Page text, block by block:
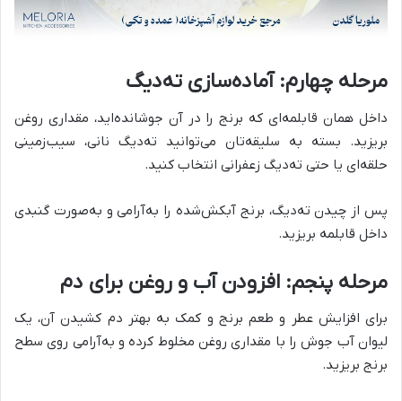
مرحله چهارم: آماده‌سازی ته‌دیگ
داخل همان قابلمه‌ای که برنج را در آن جوشانده‌اید، مقداری روغن
بریزید. بسته به سلیقه‌تان می‌توانید ته‌دیگ نانی، سیب‌زمینی
حلقه‌ای یا حتی ته‌دیگ زعفرانی انتخاب کنید.
پس از چیدن ته‌دیگ، برنج آبکش‌شده را به‌آرامی و به‌صورت گنبدی
داخل قابلمه بریزید.
مرحله پنجم: افزودن آب و روغن برای دم
برای افزایش عطر و طعم برنج و کمک به بهتر دم کشیدن آن، یک
لیوان آب جوش را با مقداری روغن مخلوط کرده و به‌آرامی روی سطح
برنج بریزید.